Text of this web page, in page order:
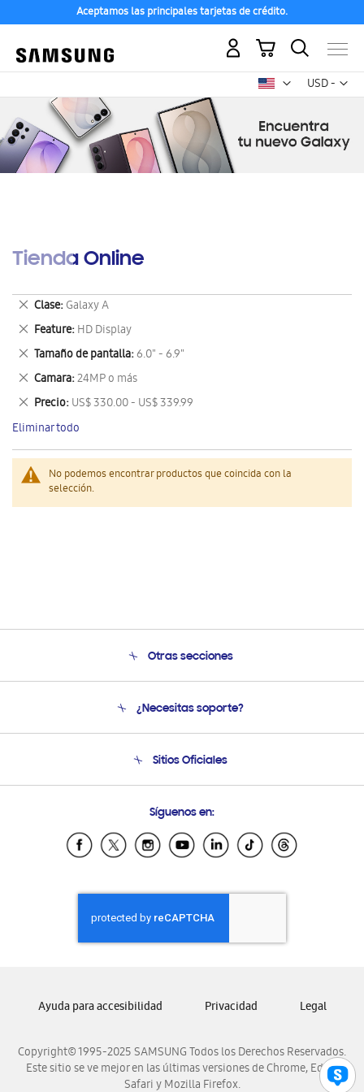
Aceptamos las principales tarjetas de crédito.
USD -
dólar
Mi carrito
Tienda Online
No podemos encontrar productos que coincida con la
selección.
Clase Galaxy A
Eliminar
este
artículo
Feature HD Display
Eliminar
este
artículo
Tamaño de pantalla 6.0" - 6.9"
Eliminar
este
artículo
Camara 24MP o más
Eliminar
este
artículo
Precio US$ 330.00 - US$ 339.99
Eliminar
este
artículo
Eliminar todo
Otras secciones
Soporte
Condiciones de Compra
¿Necesitas soporte?
Soporte vía eMail
Sitios Oficiales
Samsung Ecuador
Samsung El Salvador
Samsung Honduras
Samsung Nicaragua
Samsung Panamá
Samsung Venezuela
Síguenos en:
Copyright© 1995-2025 SAMSUNG Todos los Derechos Reservados.
Este sitio se ve mejor en las últimas versiones de Chrome, Edge,
Safari y Mozilla Firefox.
Ayuda para accesibilidad Privacidad Legal